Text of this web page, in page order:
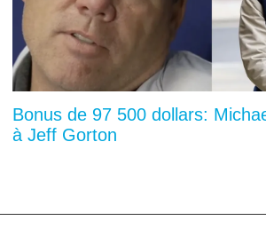
Bonus de 97 500 dollars:
à Jeff Gorton